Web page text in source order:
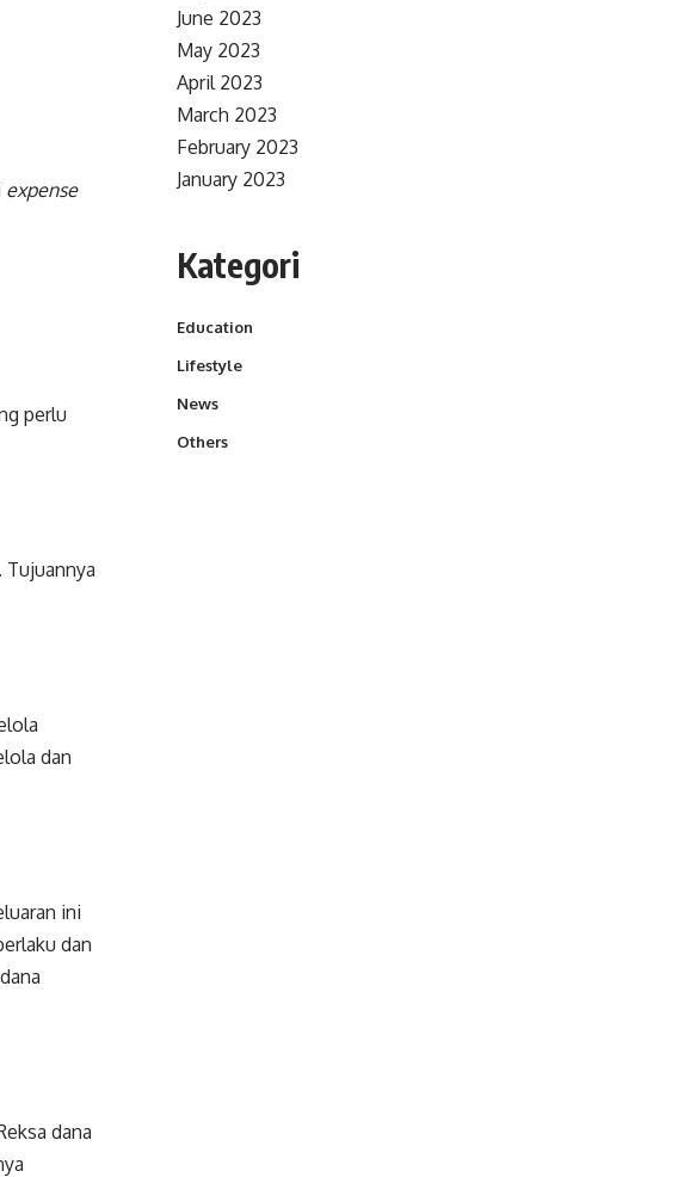
expense
perlu
dan
ini
dan
dana
June 2023
May 2023
April 2023
March 2023
February 2023
January 2023
Kategori
Education
Lifestyle
News
Others